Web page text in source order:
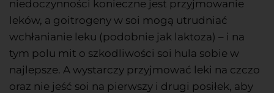
niedoczynności konieczne jest przyjmowanie
leków, a goitrogeny w soi mogą utrudniać
wchłanianie leku (podobnie jak laktoza) – i na
tym polu mit o szkodliwości soi hula sobie w
najlepsze. A wystarczy przyjmować leki na czczo
oraz nie jeść soi na pierwszy i drugi posiłek, aby